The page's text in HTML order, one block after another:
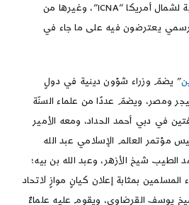
“MSA”، والجمعية الإسلامية لشمال أمريكا “ICNA”، وغيرها من
رسمي يعترضون فيه على ما جاء في
” يضمّ وزراء شؤون دينية في دولٍ
ومصر، ويضمّ عددًا من علماء السنّة
في دبي أحمد الحداد، ومعه الأمير
مؤتمر العالم الإسلامي عبد الله
شيخ الأزهر، وعبد الله بن بيه؛
بمثابة إعلان كيانٍ موازٍ لاتحاد
يوسف القرضاوي، ويقوم عليه علماءٌ